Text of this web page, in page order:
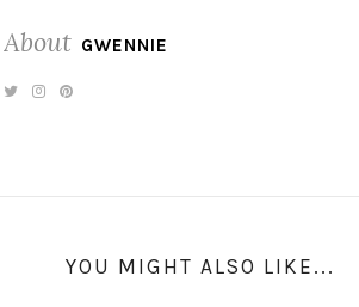
About GWENNIE
YOU MIGHT ALSO LIKE...